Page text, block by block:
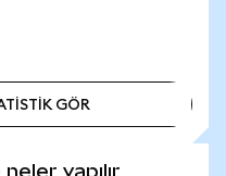
GÖR
yapılır